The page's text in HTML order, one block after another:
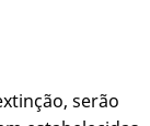
serão